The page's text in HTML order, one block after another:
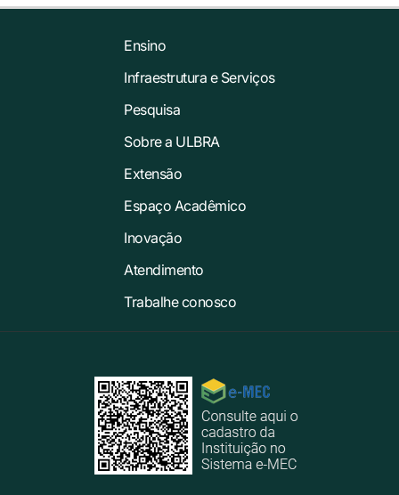
Ensino
Infraestrutura e Serviços
Pesquisa
Sobre a ULBRA
Extensão
Espaço Acadêmico
Inovação
Atendimento
Trabalhe conosco